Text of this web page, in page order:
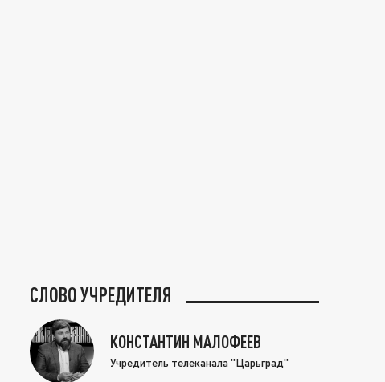
СЛОВО УЧРЕДИТЕЛЯ
КОНСТАНТИН МАЛОФЕЕВ
Учредитель телеканала "Царьград"